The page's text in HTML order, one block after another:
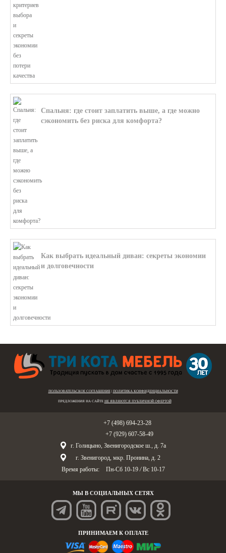
Спальня: где стоит заплатить выше, а где можно
сэкономить без риска для комфорта?
Как выбрать идеальный диван: секреты экономии
и долговечности
ПОЛЬЗОВАТЕЛЬСКОЕ СОГЛАШЕНИЕ| ПОЛИТИКА КОНФИДЕНЦИАЛЬНОСТИ
ПРЕДЛОЖЕНИЯ НА САЙТЕ НЕ ЯВЛЯЮТСЯ ПУБЛИЧНОЙ ОФЕРТОЙ
+7 (498) 694-23-28
+7 (929) 607-58-49
г. Голицыно, Звенигородское ш., д. 7а
г. Звенигород, мкр. Пронина, д. 2
Время работы:
Пн-Сб 10-19 / Вс 10-17
МЫ В СОЦИАЛЬНЫХ СЕТЯХ
ПРИНИМАЕМ К ОПЛАТЕ